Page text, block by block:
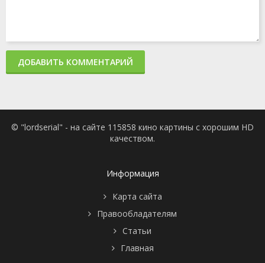
ДОБАВИТЬ КОММЕНТАРИЙ
© "lordserial" - на сайте 115858 кино картины с хорошим HD
качеством.
Информация
Карта сайта
Правообладателям
Статьи
Главная